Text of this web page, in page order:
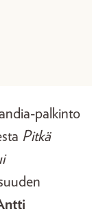
palkinto
Pitkä